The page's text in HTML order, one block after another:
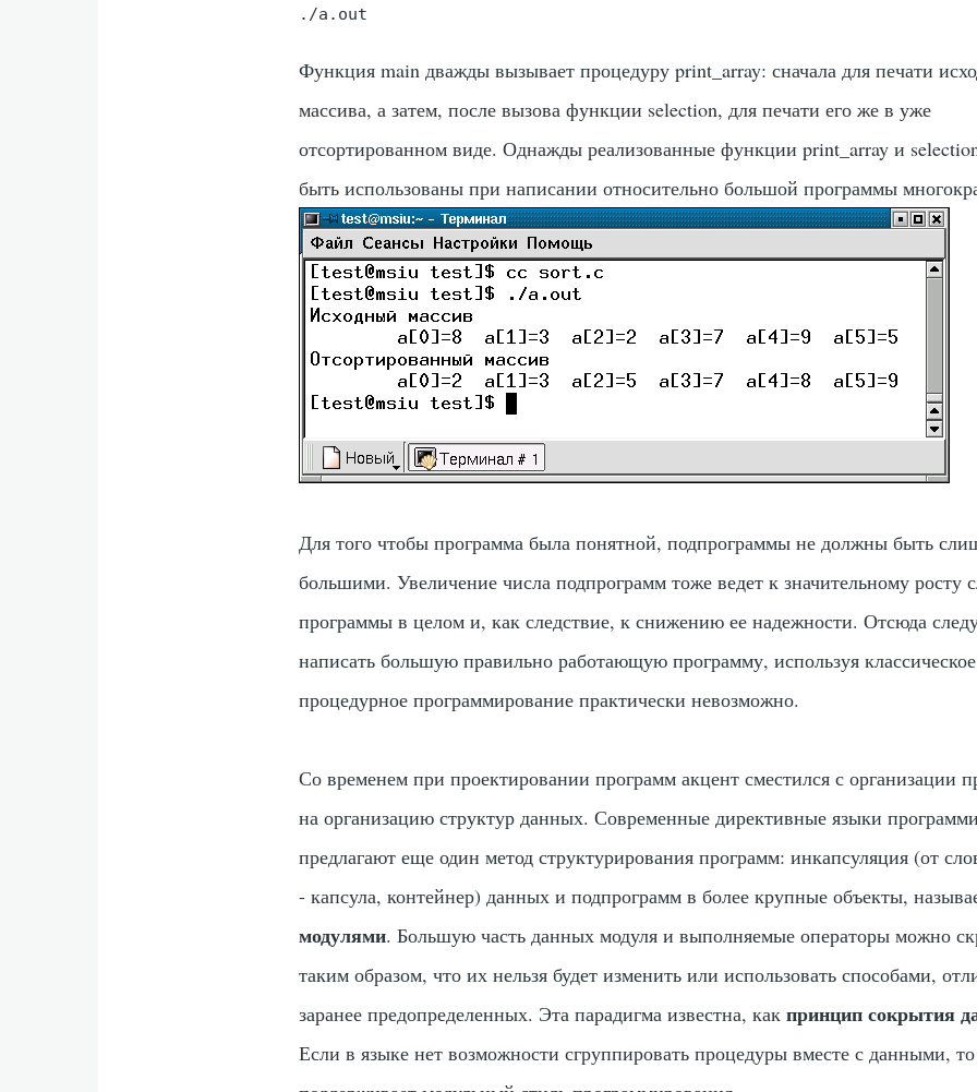
Функцияmain дважды вызывает процедуруprint_array: сначала для печати
массива, а затем, после вызова функции selection, для печати его же в уже
отсортированном виде. Однажды реализованные функцииprint_array и
быть использованы при написании относительно большой программы
Для того чтобы программа была понятной, подпрограммы не должны быть
большими. Увеличение числа подпрограмм тоже ведет к значительному росту
программы в целом и, как следствие, к снижению ее надежности. Отсюда
написать большую правильно работающую программу, используя классическое
процедурное программирование практически невозможно.
Со временем при проектировании программ акцент сместился с организации
на организацию структур данных. Современные директивные языки
предлагают еще один метод структурирования программ: инкапсуляция (от
- капсула, контейнер) данных и подпрограмм в более крупные объекты,
модулями. Большую часть данных модуля и выполняемые операторы можно
таким образом, что их нельзя будет изменить или использовать способами,
заранее предопределенных. Эта парадигма известна, какпринцип сокрытия
Если в языке нет возможности сгруппировать процедуры вместе с данными,